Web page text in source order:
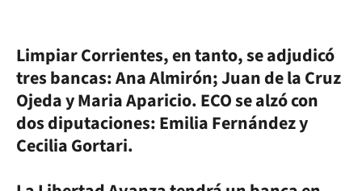
Limpiar Corrientes, en tanto, se adjudicó
tres bancas: Ana Almirón; Juan de la Cruz
Ojeda y Maria Aparicio. ECO se alzó con
dos diputaciones: Emilia Fernández y
Cecilia Gortari.